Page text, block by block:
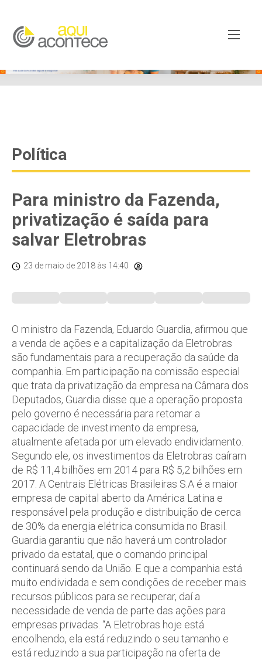
googleb82de9a22cec23e8.html
Política
Para ministro da Fazenda,
privatização é saída para
salvar Eletrobras
23 de maio de 2018 às 14:40
O ministro da Fazenda, Eduardo Guardia, afirmou que
a venda de ações e a capitalização da Eletrobras
são fundamentais para a recuperação da saúde da
companhia. Em participação na comissão especial
que trata da privatização da empresa na Câmara dos
Deputados, Guardia disse que a operação proposta
pelo governo é necessária para retomar a
capacidade de investimento da empresa,
atualmente afetada por um elevado endividamento.
Segundo ele, os investimentos da Eletrobras caíram
de R$ 11,4 bilhões em 2014 para R$ 5,2 bilhões em
2017. A Centrais Elétricas Brasileiras S.A é a maior
empresa de capital aberto da América Latina e
responsável pela produção e distribuição de cerca
de 30% da energia elétrica consumida no Brasil.
Guardia garantiu que não haverá um controlador
privado da estatal, que o comando principal
continuará sendo da União. E que a companhia está
muito endividada e sem condições de receber mais
recursos públicos para se recuperar, daí a
necessidade de venda de parte das ações para
empresas privadas. “A Eletrobras hoje está
encolhendo, ela está reduzindo o seu tamanho e
está reduzindo a sua participação na oferta de